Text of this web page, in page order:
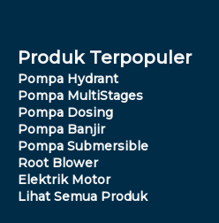
Produk Terpopuler
Pompa Hydrant
Pompa MultiStages
Pompa Dosing
Pompa Banjir
Pompa Submersible
Root Blower
Elektrik Motor
Lihat Semua Produk